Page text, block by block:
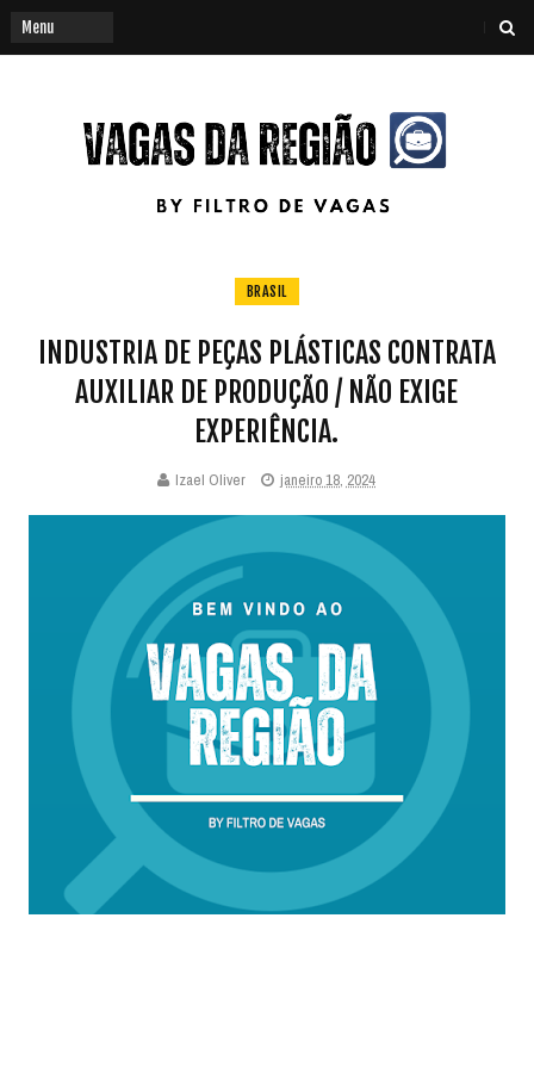
BRASIL
INDUSTRIA DE PEÇAS PLÁSTICAS CONTRATA
AUXILIAR DE PRODUÇÃO / NÃO EXIGE
EXPERIÊNCIA.
Izael Oliver janeiro 18, 2024